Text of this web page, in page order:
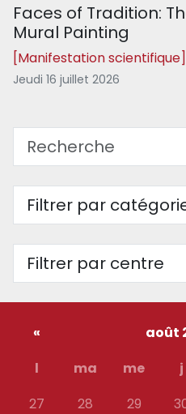
Faces of Tradition:
Mural Painting
[Manifestation scientifique]
Jeudi 16 juillet 2026
« août
l
ma me j
27
28 29